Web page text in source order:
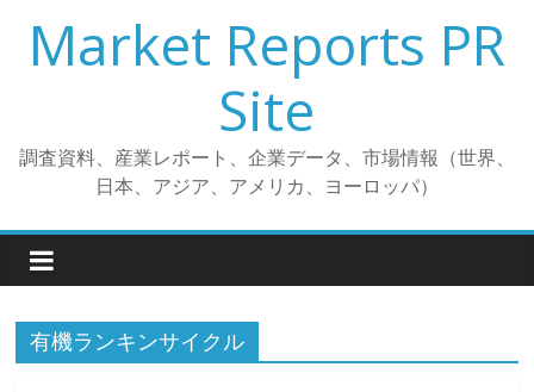
プ
Market Reports PR
Site
調査資料、産業レポート、企業データ、市場情報（世界、
日本、アジア、アメリカ、ヨーロッパ）
有機ランキンサイクル